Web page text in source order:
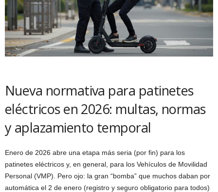
Nueva normativa para patinetes
eléctricos en 2026: multas, normas
y aplazamiento temporal
Enero de 2026 abre una etapa más seria (por fin) para los
patinetes eléctricos y, en general, para los Vehículos de Movilidad
Personal (VMP). Pero ojo: la gran “bomba” que muchos daban por
automática el 2 de enero (registro y seguro obligatorio para todos)